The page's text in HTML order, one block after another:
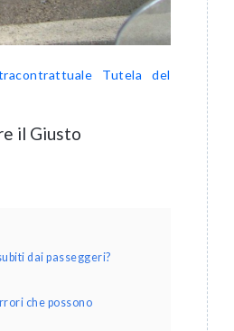
Tutela del
il Giusto
dai passeggeri?
che possono